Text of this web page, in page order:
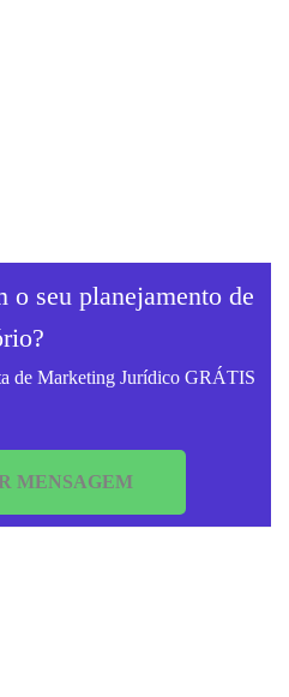
o seu planejamento de
de Marketing Jurídico GRÁTIS
MENSAGEM